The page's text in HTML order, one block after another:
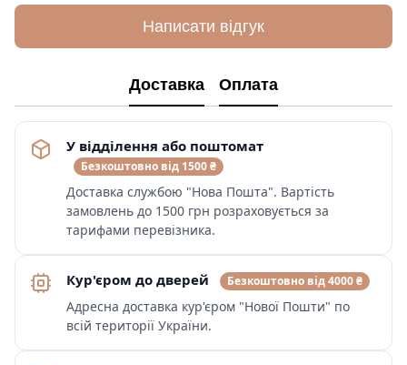
Написати відгук
Доставка Оплата
У відділення або поштомат
Безкоштовно від 1500 ₴
Доставка службою "Нова Пошта". Вартість
замовлень до 1500 грн розраховується за
тарифами перевізника.
Кур'єром до дверей Безкоштовно від 4000 ₴
Адресна доставка кур'єром "Нової Пошти" по
всій території України.